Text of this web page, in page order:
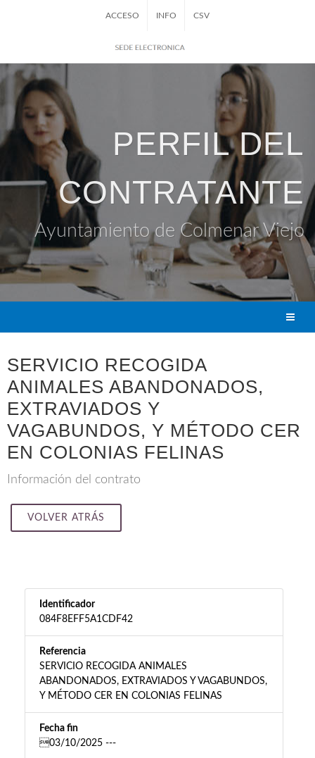
ACCESO INFO CSV
PERFIL DEL
CONTRATANTE
Ayuntamiento de Colmenar Viejo
SERVICIO RECOGIDA
ANIMALES ABANDONADOS,
EXTRAVIADOS Y
VAGABUNDOS, Y MÉTODO CER
EN COLONIAS FELINAS
Información del contrato
VOLVER ATRÁS
Identificador
084F8EFF5A1CDF42
Referencia
SERVICIO RECOGIDA ANIMALES
ABANDONADOS, EXTRAVIADOS Y VAGABUNDOS,
Y MÉTODO CER EN COLONIAS FELINAS
Fecha fin
03/10/2025 ---